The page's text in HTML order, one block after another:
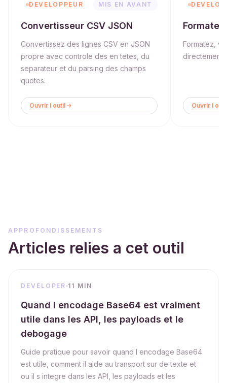
DEVELOPPEUR MIS EN AVANT
Convertisseur CSV JSON
Convertissez des lignes CSV en JSON
propre avec controle des en tetes, du
separateur et du parsing des champs
quotes.
Ouvrir l outil
Formatez,
directement
Ouvrir l outil
APPROFONDISSEMENTS
Articles relies a cet outil
DEVELOPER 11 MIN
Quand l encodage Base64 est vraiment
utile dans les API, les payloads et le
debogage
Guide pratique pour savoir quand l encodage Base64
est utile, comment il aide au transport sur de texte et
ou il s integre dans les API, les payloads et les